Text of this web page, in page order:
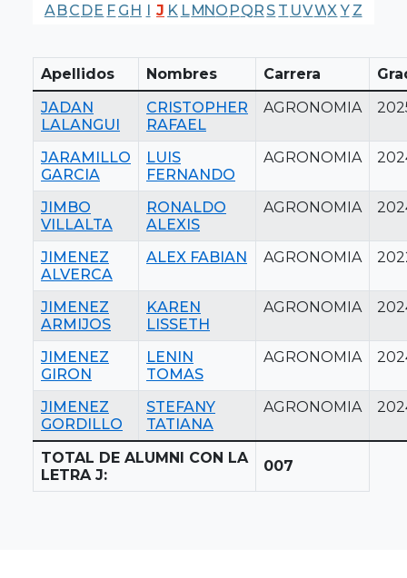
A BC DE F G H I J K LMNO PQR S T UVWX Y Z
Apellidos Nombres Carrera
JADAN
LALANGUI
CRISTOPHER
RAFAEL
AGRONOMIA
JARAMILLO
GARCIA
LUIS
FERNANDO
AGRONOMIA
JIMBO
VILLALTA
RONALDO
ALEXIS
AGRONOMIA
JIMENEZ
ALVERCA
ALEX FABIAN AGRONOMIA
JIMENEZ
ARMIJOS
KAREN
LISSETH
AGRONOMIA
JIMENEZ
GIRON
LENIN
TOMAS
AGRONOMIA
JIMENEZ
GORDILLO
STEFANY
TATIANA
AGRONOMIA
TOTAL DE ALUMNI CON LA
LETRA J:
007